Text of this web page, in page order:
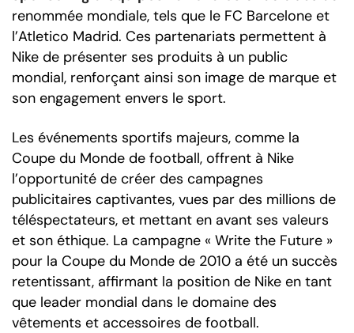
renommée mondiale, tels que le FC Barcelone et
l’Atletico Madrid. Ces partenariats permettent à
Nike de présenter ses produits à un public
mondial, renforçant ainsi son image de marque et
son engagement envers le sport.
Les événements sportifs majeurs, comme la
Coupe du Monde de football, offrent à Nike
l’opportunité de créer des campagnes
publicitaires captivantes, vues par des millions de
téléspectateurs, et mettant en avant ses valeurs
et son éthique. La campagne « Write the Future »
pour la Coupe du Monde de 2010 a été un succès
retentissant, affirmant la position de Nike en tant
que leader mondial dans le domaine des
vêtements et accessoires de football.